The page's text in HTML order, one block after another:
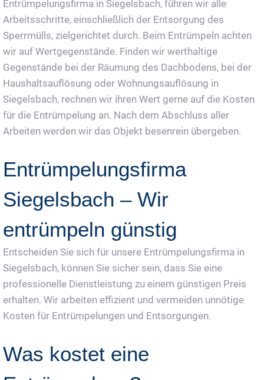
Entrümpelungsfirma in Siegelsbach, führen wir alle
Arbeitsschritte, einschließlich der Entsorgung des
Sperrmülls, zielgerichtet durch. Beim Entrümpeln achten
wir auf Wertgegenstände. Finden wir werthaltige
Gegenstände bei der Räumung des Dachbodens, bei der
Haushaltsauflösung oder Wohnungsauflösung in
Siegelsbach, rechnen wir ihren Wert gerne auf die Kosten
für die Entrümpelung an. Nach dem Abschluss aller
Arbeiten werden wir das Objekt besenrein übergeben.
Entrümpelungsfirma
Siegelsbach – Wir
entrümpeln günstig
Entscheiden Sie sich für unsere Entrümpelungsfirma in
Siegelsbach, können Sie sicher sein, dass Sie eine
professionelle Dienstleistung zu einem günstigen Preis
erhalten. Wir arbeiten effizient und vermeiden unnötige
Kosten für Entrümpelungen und Entsorgungen.
Was kostet eine